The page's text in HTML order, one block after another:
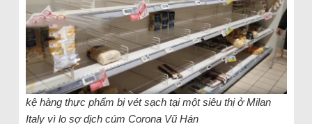
kệ hàng thực phẩm bị vét sạch tại một siêu thị ở Milan
Italy vì lo sợ dịch cúm Corona Vũ Hán